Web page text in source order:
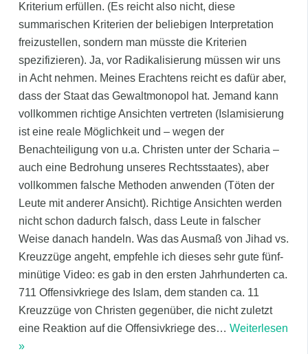
Kriterium erfüllen. (Es reicht also nicht, diese
summarischen Kriterien der beliebigen Interpretation
freizustellen, sondern man müsste die Kriterien
spezifizieren). Ja, vor Radikalisierung müssen wir uns
in Acht nehmen. Meines Erachtens reicht es dafür aber,
dass der Staat das Gewaltmonopol hat. Jemand kann
vollkommen richtige Ansichten vertreten (Islamisierung
ist eine reale Möglichkeit und – wegen der
Benachteiligung von u.a. Christen unter der Scharia –
auch eine Bedrohung unseres Rechtsstaates), aber
vollkommen falsche Methoden anwenden (Töten der
Leute mit anderer Ansicht). Richtige Ansichten werden
nicht schon dadurch falsch, dass Leute in falscher
Weise danach handeln. Was das Ausmaß von Jihad vs.
Kreuzzüge angeht, empfehle ich dieses sehr gute fünf-
minütige Video: es gab in den ersten Jahrhunderten ca.
711 Offensivkriege des Islam, dem standen ca. 11
Kreuzzüge von Christen gegenüber, die nicht zuletzt
eine Reaktion auf die Offensivkriege des… Weiterlesen
»